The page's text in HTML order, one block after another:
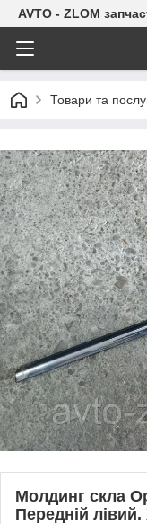
AVTO - ZLOM
Товари та
Молдинг скла
Передній